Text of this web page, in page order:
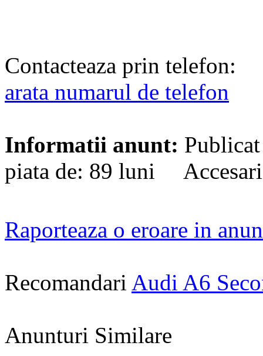
Contacteaza prin telefon:
arata numarul de telefon
Informatii anunt:
piata de: 89 luni
Raporteaza o eroare in
Recomandari Audi A6
Anunturi Similare